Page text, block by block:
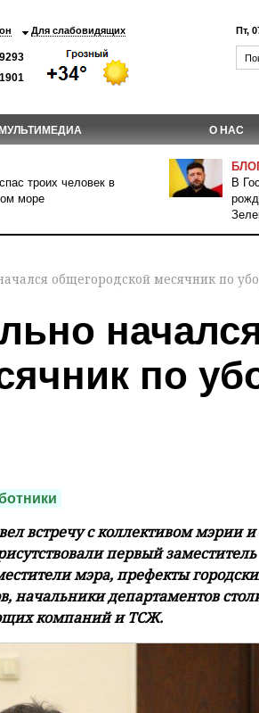
Для слабовидящих Пт,
МУЛЬТИМЕДИА О НАС
троих человек в
море
В
общегородской месячник по
по
встречу с коллективом мэрии
первый заместитель
мэра, префекты
начальники департаментов
компаний и ТСЖ.